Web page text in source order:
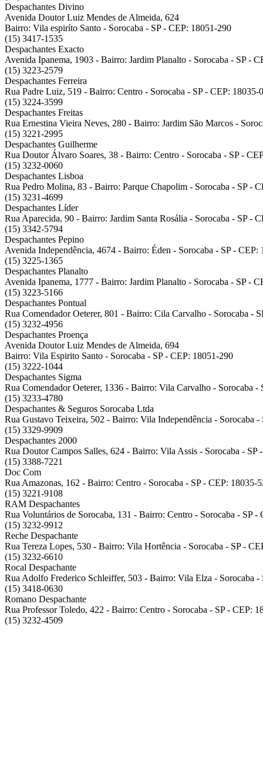
Despachantes Divino
Avenida Doutor Luiz Mendes de Almeida, 624
Bairro: Vila espiríto Santo - Sorocaba - SP - CEP: 18051-290
(15) 3417-1535
Despachantes Exacto
Avenida Ipanema, 1903 - Bairro: Jardim Planalto - Sorocaba - SP -
(15) 3223-2579
Despachantes Ferreira
Rua Padre Luiz, 519 - Bairro: Centro - Sorocaba - SP - CEP: 18035-
(15) 3224-3599
Despachantes Freitas
Rua Ernestina Vieira Neves, 280 - Bairro: Jardim São Marcos -
(15) 3221-2995
Despachantes Guilherme
Rua Doutor Álvaro Soares, 38 - Bairro: Centro - Sorocaba - SP -
(15) 3232-0060
Despachantes Lisboa
Rua Pedro Molina, 83 - Bairro: Parque Chapolim - Sorocaba - SP -
(15) 3231-4699
Despachantes Líder
Rua Aparecida, 90 - Bairro: Jardim Santa Rosália - Sorocaba - SP -
(15) 3342-5794
Despachantes Pepino
Avenida Independência, 4674 - Bairro: Éden - Sorocaba - SP - CEP:
(15) 3225-1365
Despachantes Planalto
Avenida Ipanema, 1777 - Bairro: Jardim Planalto - Sorocaba - SP -
(15) 3223-5166
Despachantes Pontual
Rua Comendador Oeterer, 801 - Bairro: Cila Carvalho - Sorocaba -
(15) 3232-4956
Despachantes Proença
Avenida Doutor Luiz Mendes de Almeida, 694
Bairro: Vila Espirito Santo - Sorocaba - SP - CEP: 18051-290
(15) 3222-1044
Despachantes Sigma
Rua Comendador Oeterer, 1336 - Bairro: Vila Carvalho - Sorocaba -
(15) 3233-4780
Despachantes & Seguros Sorocaba Ltda
Rua Gustavo Teixeira, 502 - Bairro: Vila Independência - Sorocaba -
(15) 3329-9909
Despachantes 2000
Rua Doutor Campos Salles, 624 - Bairro: Vila Assis - Sorocaba - SP
(15) 3388-7221
Doc Com
Rua Amazonas, 162 - Bairro: Centro - Sorocaba - SP - CEP: 18035-
(15) 3221-9108
RAM Despachantes
Rua Voluntários de Sorocaba, 131 - Bairro: Centro - Sorocaba - SP -
(15) 3232-9912
Reche Despachante
Rua Tereza Lopes, 530 - Bairro: Vila Hortência - Sorocaba - SP -
(15) 3232-6610
Rocal Despachante
Rua Adolfo Frederico Schleiffer, 503 - Bairro: Vila Elza - Sorocaba -
(15) 3418-0630
Romano Despachante
Rua Professor Toledo, 422 - Bairro: Centro - Sorocaba - SP - CEP:
(15) 3232-4509